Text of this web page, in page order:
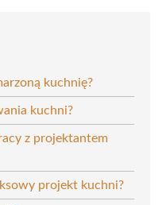
kuchnię?
kuchni?
z projektantem
projekt kuchni?